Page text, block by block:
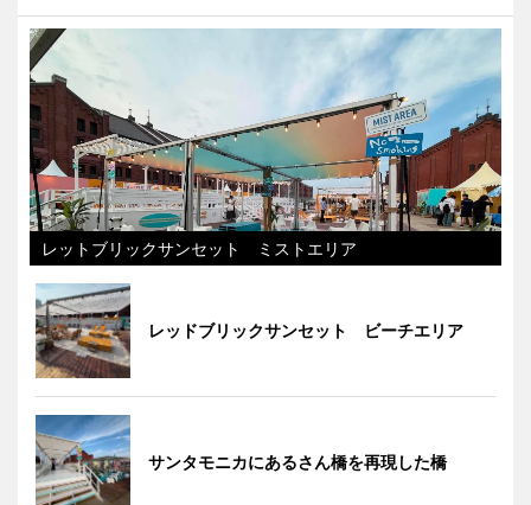
レットブリックサンセット ミストエリア
レッドブリックサンセット ビーチエリア
サンタモニカにあるさん橋を再現した橋